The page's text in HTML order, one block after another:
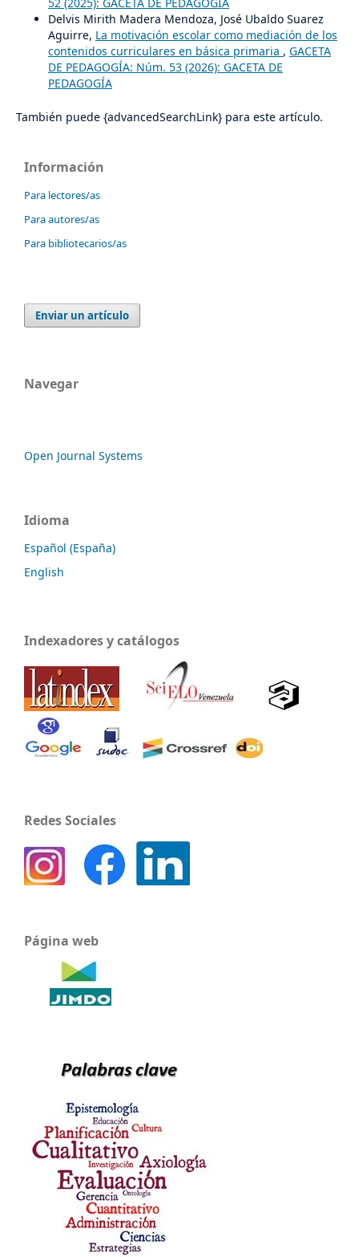
Delvis Mirith Madera Mendoza, José Ubaldo Suarez
Aguirre, La motivación escolar como mediación de los
contenidos curriculares en básica primaria , GACETA
DE PEDAGOGÍA: Núm. 53 (2026): GACETA DE
PEDAGOGÍA
También puede {advancedSearchLink} para este artículo.
Información
Para lectores/as
Para autores/as
Para bibliotecarios/as
Enviar un artículo
Navegar
Open Journal Systems
Idioma
Español (España)
English
Indexadores y catálogos
Redes Sociales
Página web